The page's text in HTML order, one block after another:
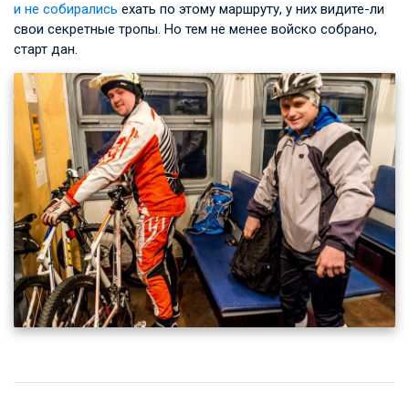
и не собирались ехать по этому маршруту, у них видите-ли
свои секретные тропы. Но тем не менее войско собрано,
старт дан.